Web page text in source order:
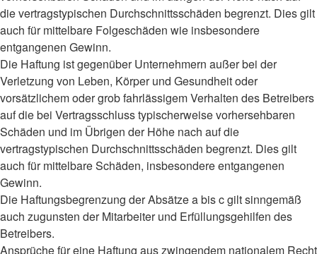
die vertragstypischen Durchschnittsschäden begrenzt. Dies gilt
auch für mittelbare Folgeschäden wie insbesondere
entgangenen Gewinn.
Die Haftung ist gegenüber Unternehmern außer bei der
Verletzung von Leben, Körper und Gesundheit oder
vorsätzlichem oder grob fahrlässigem Verhalten des Betreibers
auf die bei Vertragsschluss typischerweise vorhersehbaren
Schäden und im Übrigen der Höhe nach auf die
vertragstypischen Durchschnittsschäden begrenzt. Dies gilt
auch für mittelbare Schäden, insbesondere entgangenen
Gewinn.
Die Haftungsbegrenzung der Absätze a bis c gilt sinngemäß
auch zugunsten der Mitarbeiter und Erfüllungsgehilfen des
Betreibers.
Ansprüche für eine Haftung aus zwingendem nationalem Recht